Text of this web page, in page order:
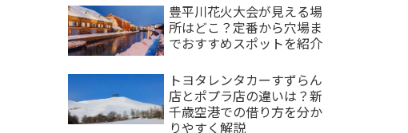
豊平川花火大会が見える場
所はどこ？定番から穴場ま
でおすすめスポットを紹介
トヨタレンタカーすずらん
店とポプラ店の違いは？新
千歳空港での借り方を分か
りやすく解説